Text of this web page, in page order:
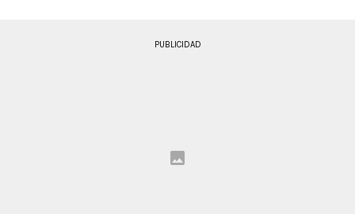
PUBLICIDAD